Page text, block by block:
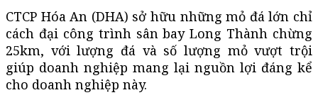
CTCP Hóa An (DHA) sở hữu những mỏ đá lớn chỉ
cách đại công trình sân bay Long Thành chừng
25km, với lượng đá và số lượng mỏ vượt trội
giúp doanh nghiệp mang lại nguồn lợi đáng kể
cho doanh nghiệp này.